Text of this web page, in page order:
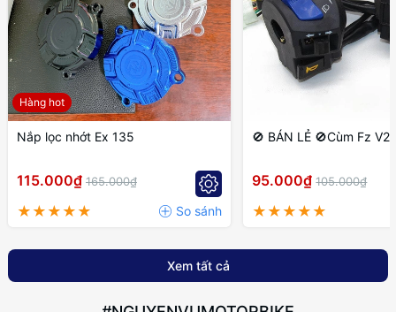
Hàng hot
Nắp lọc nhớt Ex 135
115.000₫ 165.000₫
🚫 BÁN LẺ 🚫Cùm Fz V2
95.000₫ 105.000₫
Xem tất cả